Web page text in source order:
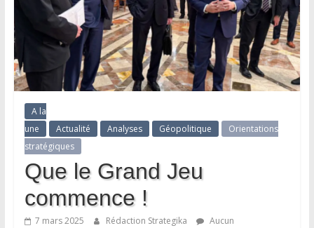
A la
une
Actualité Analyses Géopolitique
Orientations
stratégiques
Que le Grand Jeu
commence !
7 mars 2025 Rédaction Strategika
Aucun